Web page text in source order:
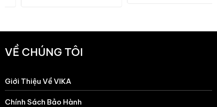
VỀ CHÚNG TÔI
Giới Thiệu Về VIKA
Chính Sách Bảo Hành